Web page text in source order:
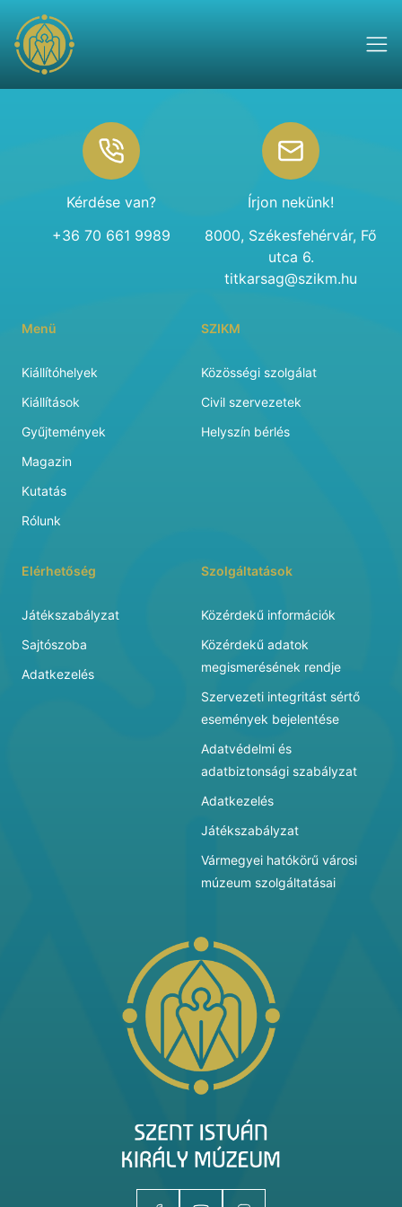
Kérdése van?
+36 70 661 9989
Írjon nekünk!
8000, Székesfehérvár, Fő
utca 6.
titkarsag@szikm.hu
Menü
Kiállítóhelyek
Kiállítások
Gyűjtemények
Magazin
Kutatás
Rólunk
SZIKM
Közösségi szolgálat
Civil szervezetek
Helyszín bérlés
Elérhetőség
Játékszabályzat
Sajtószoba
Adatkezelés
Szolgáltatások
Közérdekű információk
Közérdekű adatok
megismerésének rendje
Szervezeti integritást sértő
események bejelentése
Adatvédelmi és
adatbiztonsági szabályzat
Adatkezelés
Játékszabályzat
Vármegyei hatókörű városi
múzeum szolgáltatásai